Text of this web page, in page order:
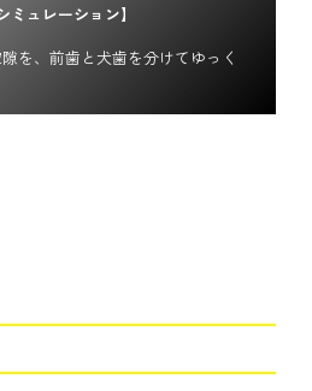
ミュレーション】
を、前歯と犬歯を分けてゆっく